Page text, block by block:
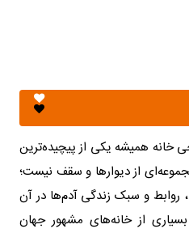
خانه همیشه یکی از پیچیده‌ترین
از دیوارها و سقف نیست؛
و سبک زندگی آدم‌ها در آن
از خانه‌های مشهور جهان